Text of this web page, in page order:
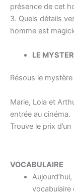
présence de
3. Quels détails
homme est
LE
Résous le
Marie, Lola et
entrée au cinéma.
Trouve le prix d’un
VOCABULAIRE
vocabulaire